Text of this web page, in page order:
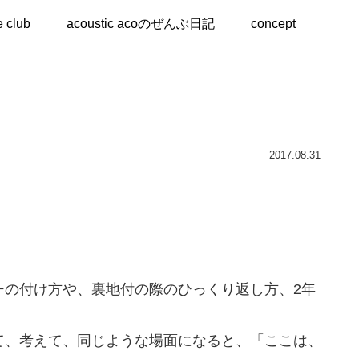
club acoustic acoのぜんぶ日記 concept
2017.08.31
付け方や、裏地付の際のひっくり返し方、2年
考えて、同じような場面になると、「ここは、